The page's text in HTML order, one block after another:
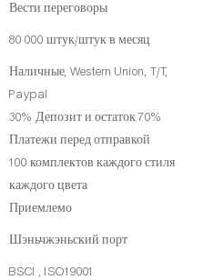
Вести переговоры
80 000 штук/штук в месяц
Наличные, Western Union, T/T,
Paypal
30% Депозит и остаток 70%
Платежи перед отправкой
100 комплектов каждого стиля
каждого цвета
Приемлемо
Шэньчжэньский порт
BSCI , ISO19001